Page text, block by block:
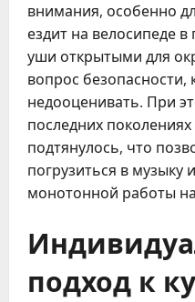
внимания, особенно
ездит на велосипеде
уши открытыми для
вопрос безопасности,
недооценивать. При
последних
подтянулось, что
погрузиться в музыку
монотонной работы
подход к